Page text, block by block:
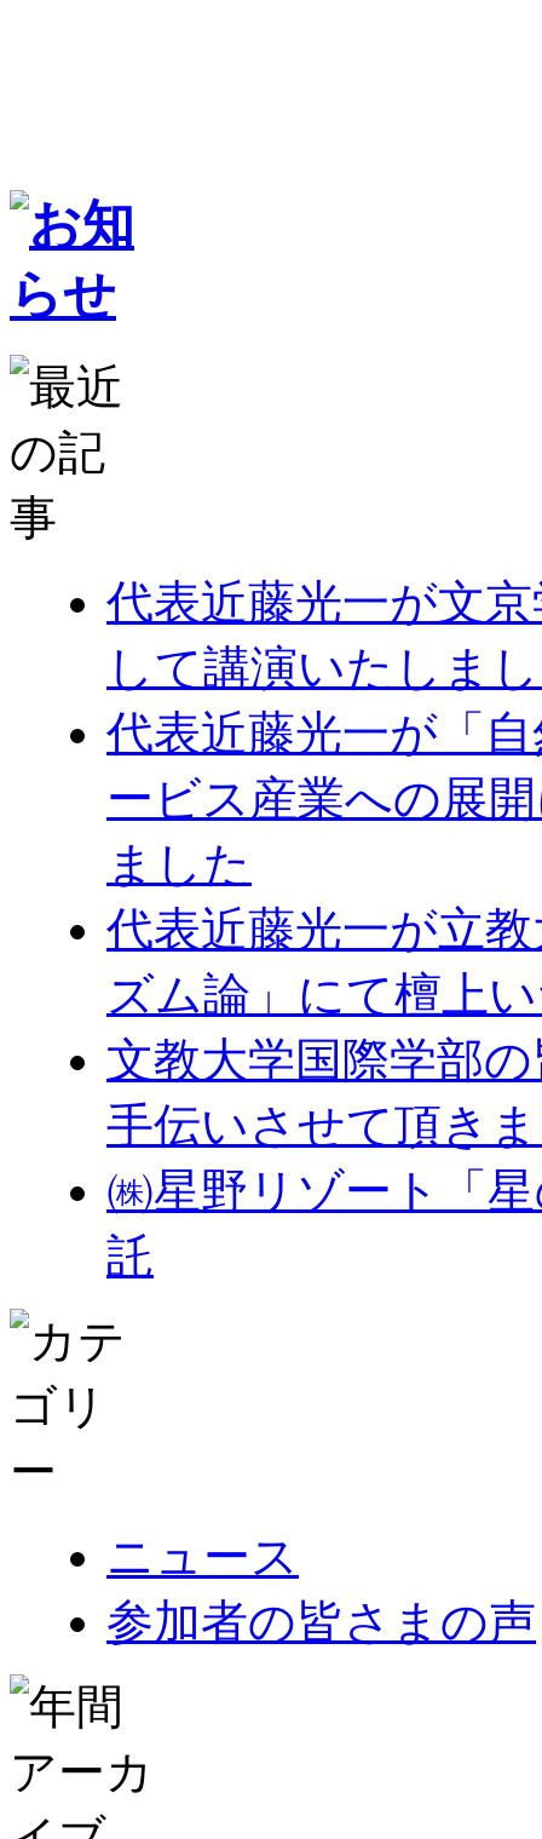
代表近藤光一が文
して講演いたしま
代表近藤光一が「
ービス産業への展
ました
代表近藤光一が立
ズム論」にて檀上
文教大学国際学部
手伝いさせて頂き
㈱星野リゾート「
託
ニュース
参加者の皆さまの声